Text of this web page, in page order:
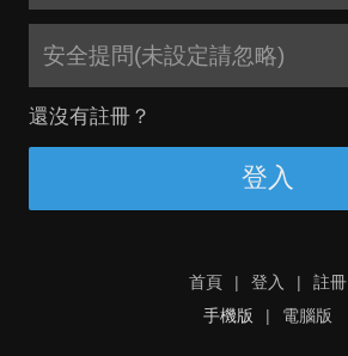
安全提問(未設定請忽略)
還沒有註冊？
登入
首頁 | 登入 |
註冊
手機版
| 電腦版